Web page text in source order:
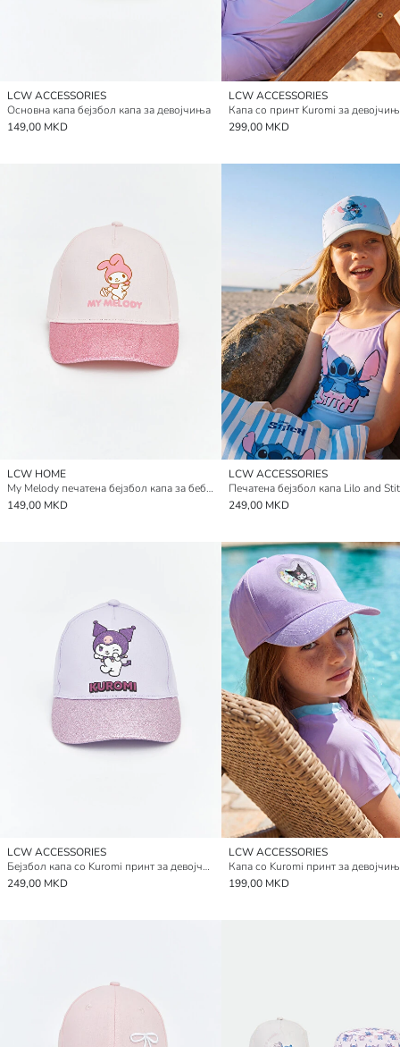
LCW ACCESSORIES
Основна капа бејзбол капа за девојчиња
149,00 MKD
LCW ACCESSORIES
Капа со принт Kuromi за
299,00 MKD
LCW HOME
My Melody печатена бејзбол капа за бебиња девојчиња
149,00 MKD
LCW ACCESSORIES
249,00 MKD
LCW ACCESSORIES
Бејзбол капа со Kuromi принт за девојчиња
249,00 MKD
LCW ACCESSORIES
Капа со Kuromi принт за
199,00 MKD